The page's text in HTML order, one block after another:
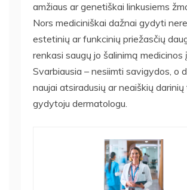
amžiaus ar genetiškai linkusiems
Nors mediciniškai dažnai gydyti
estetinių ar funkcinių priežasčių
renkasi saugų jo šalinimą medicinos
Svarbiausia – nesiimti savigydos, o
naujai atsiradusių ar neaiškių
gydytoju dermatologu.